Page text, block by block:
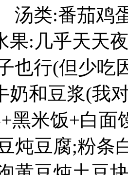
:番茄鸡
几乎天天夜
子也行(但
奶和豆浆(
+黑米饭+
炖豆腐;粉条